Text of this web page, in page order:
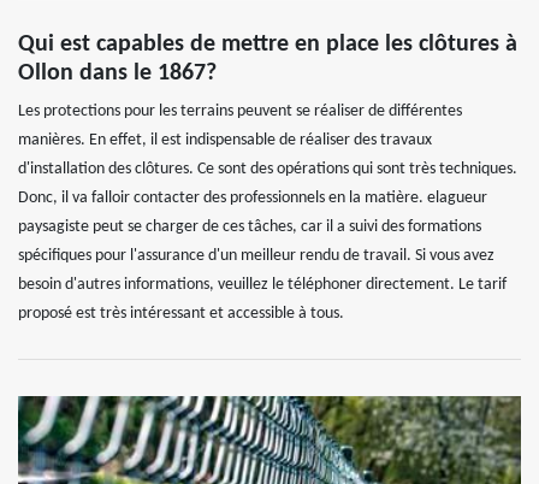
Qui est capables de mettre en place les clôtures à
Ollon dans le 1867?
Les protections pour les terrains peuvent se réaliser de différentes
manières. En effet, il est indispensable de réaliser des travaux
d'installation des clôtures. Ce sont des opérations qui sont très techniques.
Donc, il va falloir contacter des professionnels en la matière. elagueur
paysagiste peut se charger de ces tâches, car il a suivi des formations
spécifiques pour l'assurance d'un meilleur rendu de travail. Si vous avez
besoin d'autres informations, veuillez le téléphoner directement. Le tarif
proposé est très intéressant et accessible à tous.